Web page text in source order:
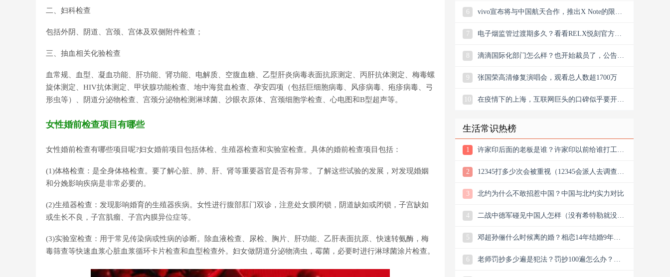
二、妇科检查
包括外阴、阴道、宫颈、宫体及双侧附件检查；
三、抽血相关化验检查
血常规、血型、凝血功能、肝功能、肾功能、电解质、空腹血糖、乙型肝炎病毒表面抗原测定、丙肝抗体测定、梅毒螺
旋体测定、HIV抗体测定、甲状腺功能检查、地中海贫血检查、孕安四项（包括巨细胞病毒、风疹病毒、疱疹病毒、弓
形虫等）、阴道分泌物检查、宫颈分泌物检测淋球菌、沙眼衣原体、宫颈细胞学检查、心电图和B型超声等。
女性婚前检查项目有哪些
女性婚前检查有哪些项目呢?妇女婚前项目包括体检、生殖器检查和实验室检查。具体的婚前检查项目包括：
(1)体格检查：是全身体格检查。要了解心脏、肺、肝、肾等重要器官是否有异常。了解这些试验的发展，对发现婚姻
和分娩影响疾病是非常必要的。
(2)生殖器检查：发现影响婚育的生殖器疾病。女性进行腹部肛门双诊，注意处女膜闭锁，阴道缺如或闭锁，子宫缺如
或生长不良，子宫肌瘤、子宫内膜异位症等。
(3)实验室检查：用于常见传染病或性病的诊断。除血液检查、尿检、胸片、肝功能、乙肝表面抗原、快速转氨酶，梅
毒筛查等快速血浆心脏血浆循环卡片检查和血型检查外。妇女做阴道分泌物滴虫，霉菌，必要时进行淋球菌涂片检查。
6
vivo宣布将与中国航天合作，推出X Note的限量
7
电子烟监管过渡期多久？看看RELX悦刻官方微
8
滴滴国际化部门怎么样？也开始裁员了，公告宣
9
张国荣高清修复演唱会，观看总人数超1700万
10
在疫情下的上海，互联网巨头的口碑似乎要开始
生活常识热榜
1
许家印后面的老板是谁？许家印以前给谁打工？
2
12345打多少次会被重视（12345会派人去调查
3
北约为什么不敢招惹中国？中国与北约实力对比
4
二战中德军碰见中国人怎样（没有希特勒就没有
5
邓超孙俪什么时候离的婚？相恋14年结婚9年说
6
老师罚抄多少遍是犯法？罚抄100遍怎么办？算